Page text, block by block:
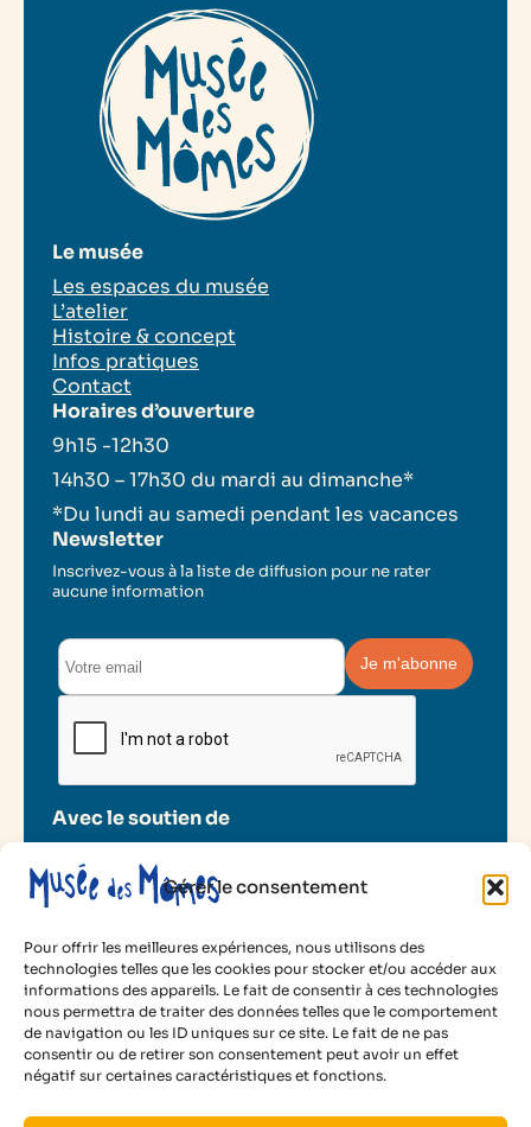
Gérer le consentement
Pour offrir les meilleures expériences, nous utilisons des
technologies telles que les cookies pour stocker et/ou accéder aux
informations des appareils. Le fait de consentir à ces technologies
nous permettra de traiter des données telles que le comportement
de navigation ou les ID uniques sur ce site. Le fait de ne pas
consentir ou de retirer son consentement peut avoir un effet
négatif sur certaines caractéristiques et fonctions.
Le musée
Les espaces du musée
L’atelier
Histoire & concept
Infos pratiques
Contact
Horaires d’ouverture
9h15 -12h30
14h30 – 17h30 du mardi au dimanche*
*Du lundi au samedi pendant les vacances
Newsletter
Inscrivez-vous à la liste de diffusion pour ne rater
aucune information
Avec le soutien de
2025 Musée des Mômes
Mentions légales
Politique de cookies
Conditions d’utilisation